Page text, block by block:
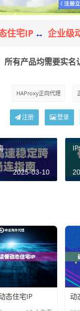
住宅IP ↔ 企业级
所有产品均需要实名
HAProxy正向代理
注册 登录
2025-03-10
态住宅IP